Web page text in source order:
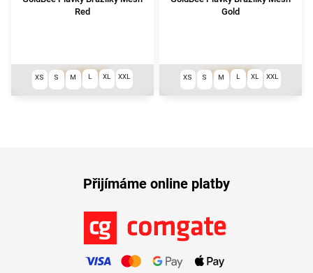
Red
od1 290 Kč
XS S M L XL XXL
Gold
od1 290 Kč
XS S M L XL XXL
Přijímáme online platby